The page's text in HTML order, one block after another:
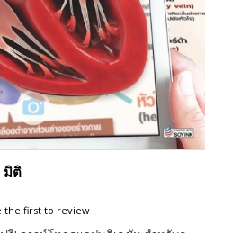
มิติ
the first to review